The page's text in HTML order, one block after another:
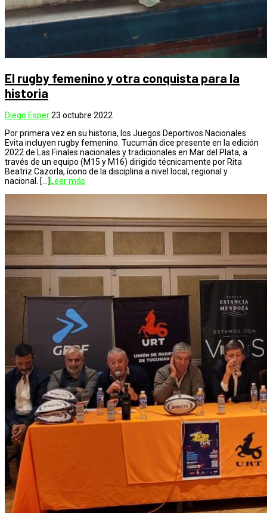
El rugby femenino y otra conquista para la
historia
Diego Esper23 octubre 2022
Por primera vez en su historia, los Juegos Deportivos Nacionales
Evita incluyen rugby femenino. Tucumán dice presente en la edición
2022 de Las Finales nacionales y tradicionales en Mar del Plata, a
través de un equipo (M15 y M16) dirigido técnicamente por Rita
Beatriz Cazorla, ícono de la disciplina a nivel local, regional y
nacional. […] Leer más